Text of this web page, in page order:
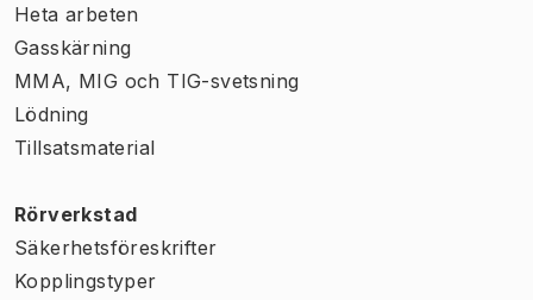
Heta arbeten
Gasskärning
MMA, MIG och TIG-svetsning
Lödning
Tillsatsmaterial
Rörverkstad
Säkerhetsföreskrifter
Kopplingstyper